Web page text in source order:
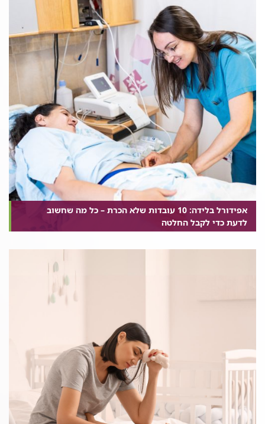
אפידורל בלידה: 10 עובדות שלא הכרת – כל מה שחשוב
לדעת כדי לקבל החלטה